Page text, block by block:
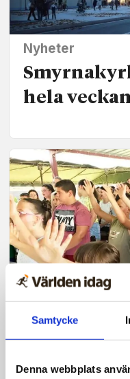
Samtycke
Denna webbplats
Nyheter
hela
Tro och liv
aktör i